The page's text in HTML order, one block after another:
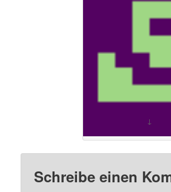
Ja schön, freue
Hoffentlich gibt es
sondern auch Fisch
↓
Schreibe einen